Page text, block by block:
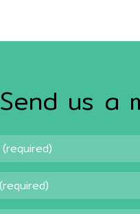
Send us a